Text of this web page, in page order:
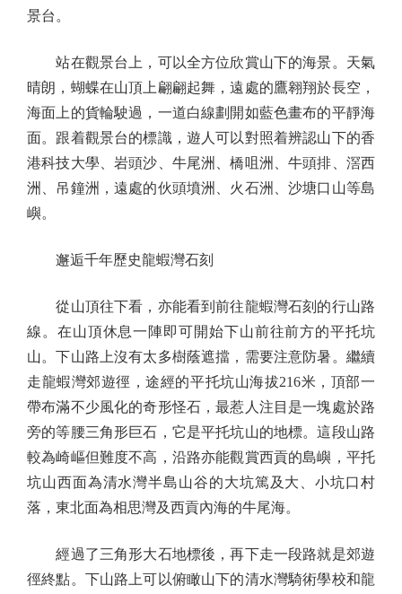
景台。
站在觀景台上，可以全方位欣賞山下的海景。天氣
晴朗，蝴蝶在山頂上翩翩起舞，遠處的鷹翱翔於長空，
海面上的貨輪駛過，一道白線劃開如藍色畫布的平靜海
面。跟着觀景台的標識，遊人可以對照着辨認山下的香
港科技大學、岩頭沙、牛尾洲、橋咀洲、牛頭排、滘西
洲、吊鐘洲，遠處的伙頭墳洲、火石洲、沙塘口山等島
嶼。
邂逅千年歷史龍蝦灣石刻
從山頂往下看，亦能看到前往龍蝦灣石刻的行山路
線。在山頂休息一陣即可開始下山前往前方的平托坑
山。下山路上沒有太多樹蔭遮擋，需要注意防暑。繼續
走龍蝦灣郊遊徑，途經的平托坑山海拔216米，頂部一
帶布滿不少風化的奇形怪石，最惹人注目是一塊處於路
旁的等腰三角形巨石，它是平托坑山的地標。這段山路
較為崎嶇但難度不高，沿路亦能觀賞西貢的島嶼，平托
坑山西面為清水灣半島山谷的大坑篤及大、小坑口村
落，東北面為相思灣及西貢內海的牛尾海。
經過了三角形大石地標後，再下走一段路就是郊遊
徑終點。下山路上可以俯瞰山下的清水灣騎術學校和龍